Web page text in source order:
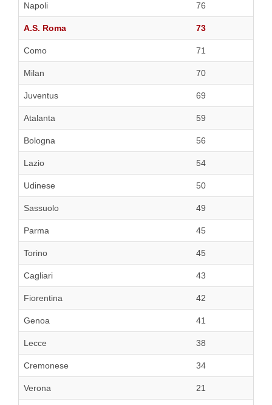
Napoli 76
A.S. Roma 73
Como 71
Milan 70
Juventus 69
Atalanta 59
Bologna 56
Lazio 54
Udinese 50
Sassuolo 49
Parma 45
Torino 45
Cagliari 43
Fiorentina 42
Genoa 41
Lecce 38
Cremonese 34
Verona 21